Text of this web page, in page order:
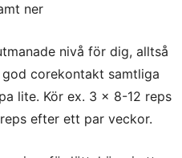
ner
nivå för dig, alltså
corekontakt samtliga
lite. Kör ex. 3 x 8-12 reps
efter ett par veckor.